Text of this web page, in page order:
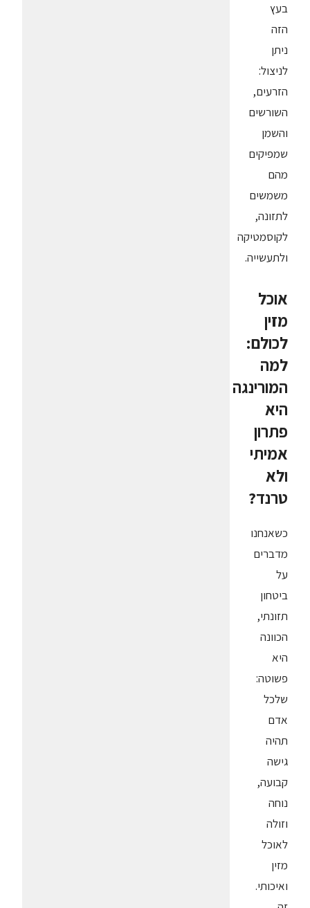
בעץ
הזה
ניתן
לניצול:
הזרעים,
השורשים
והשמן
שמפיקים
מהם
משמשים
לתזונה,
לקוסמטיקה
ולתעשייה.
אוכל
מזין
לכולם:
למה
המורינגה
היא
פתרון
אמיתי
ולא
טרנד?
כשאנחנו
מדברים
על
ביטחון
תזונתי,
הכוונה
היא
פשוטה:
שלכל
אדם
תהיה
גישה
קבועה,
נוחה
וזולה
לאוכל
מזין
ואיכותי.